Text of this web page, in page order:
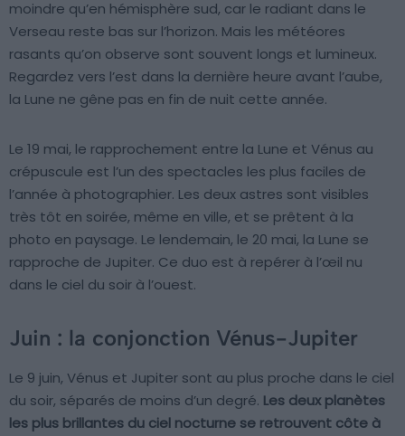
moindre qu’en hémisphère sud, car le radiant dans le
Verseau reste bas sur l’horizon. Mais les météores
rasants qu’on observe sont souvent longs et lumineux.
Regardez vers l’est dans la dernière heure avant l’aube,
la Lune ne gêne pas en fin de nuit cette année.
Le 19 mai, le rapprochement entre la Lune et Vénus au
crépuscule est l’un des spectacles les plus faciles de
l’année à photographier. Les deux astres sont visibles
très tôt en soirée, même en ville, et se prêtent à la
photo en paysage. Le lendemain, le 20 mai, la Lune se
rapproche de Jupiter. Ce duo est à repérer à l’œil nu
dans le ciel du soir à l’ouest.
Juin : la conjonction Vénus-Jupiter
Le 9 juin, Vénus et Jupiter sont au plus proche dans le ciel
du soir, séparés de moins d’un degré. Les deux planètes
les plus brillantes du ciel nocturne se retrouvent côte à